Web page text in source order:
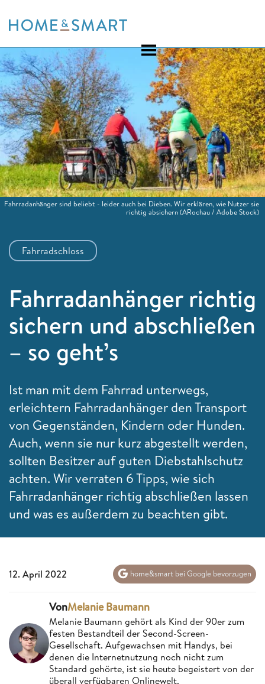
to
Fahrradschloss
Fahrradanhänger richtig
sichern und abschließen
– so geht’s
Ist man mit dem Fahrrad unterwegs,
erleichtern Fahrradanhänger den Transport
von Gegenständen, Kindern oder Hunden.
Auch, wenn sie nur kurz abgestellt werden,
sollten Besitzer auf guten Diebstahlschutz
achten. Wir verraten 6 Tipps, wie sich
Fahrradanhänger richtig abschließen lassen
und was es außerdem zu beachten gibt.
Fahrradanhänger sind beliebt - leider auch bei Dieben. Wir erklären, wie Nutzer sie
richtig absichern(ARochau / Adobe Stock)
12. April 2022 home&smart bei Google bevorzugen
VonMelanie Baumann
Melanie Baumann gehört als Kind der 90er zum
festen Bestandteil der Second-Screen-
Gesellschaft. Aufgewachsen mit Handys, bei
denen die Internetnutzung noch nicht zum
Standard gehörte, ist sie heute begeistert von der
überall verfügbaren Onlinewelt.